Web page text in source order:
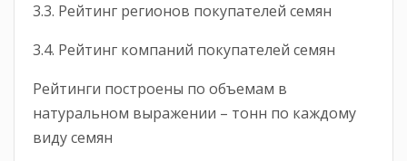
3.3. Рейтинг регионов покупателей семян
3.4. Рейтинг компаний покупателей семян
Рейтинги построены по объемам в
натуральном выражении – тонн по каждому
виду семян